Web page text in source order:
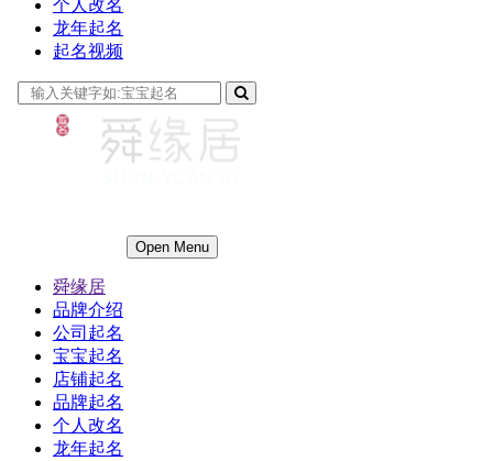
个人改名
龙年起名
起名视频
Open Menu
舜缘居
品牌介绍
公司起名
宝宝起名
店铺起名
品牌起名
个人改名
龙年起名